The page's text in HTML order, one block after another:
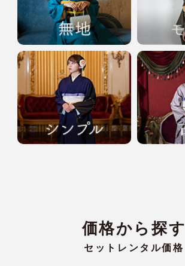
価格から探す
セットレンタル価格